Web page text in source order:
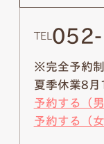
TEL
※完全予約制
夏季休業8
予約する（男
予約する（女